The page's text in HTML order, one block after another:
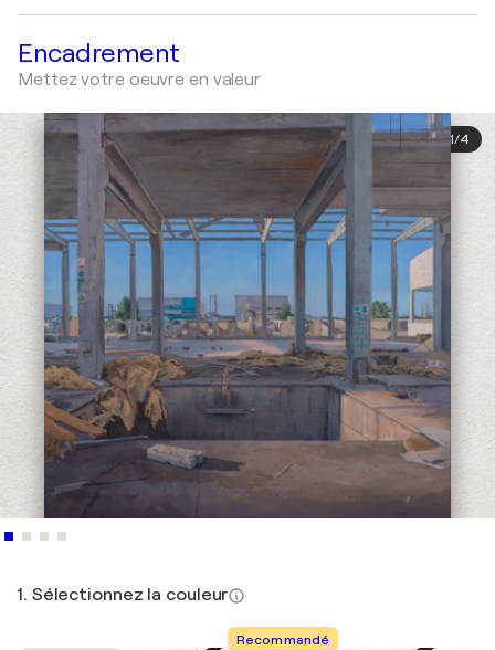
Encadrement
Mettez votre oeuvre en valeur
1/4
1. Sélectionnez la couleur
Recommandé